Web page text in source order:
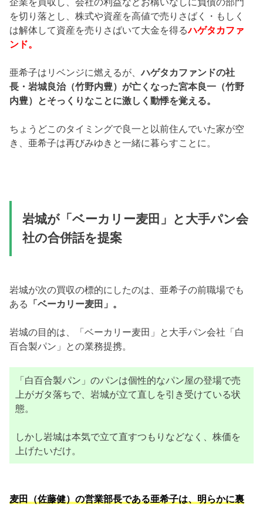
を切り落とし、株式や資産を高値で売りさばく・もしく
は解体して資産を売りさばいて大金を得るハゲタカファ
ンド。
亜希子はリベンジに燃えるが、ハゲタカファンドの社
長・岩城良治（竹野内豊）が亡くなった宮本良一（竹野
内豊）とそっくりなことに激しく動悸を覚える。
ちょうどこのタイミングで良一と以前住んでいた家が空
き、亜希子は再びみゆきと一緒に暮らすことに。
岩城が「ベーカリー麦田」と大手パン会
社の合併話を提案
岩城が次の買収の標的にしたのは、亜希子の前職場でも
ある
「ベーカリー麦田」。
岩城の目的は、「ベーカリー麦田」と大手パン会社「白
百合製パン」との業務提携。
「白百合製パン」のパンは個性的なパン屋の登場で売
上がガタ落ちで、岩城が立て直しを引き受けている状
態。
しかし岩城は本気で立て直すつもりなどなく、株価を
上げたいだけ。
麦田（佐藤健）の営業部長である亜希子は、明らかに裏